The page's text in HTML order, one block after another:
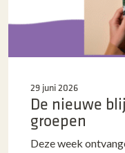
29 juni 2026
De nieuwe
groepen
Deze week